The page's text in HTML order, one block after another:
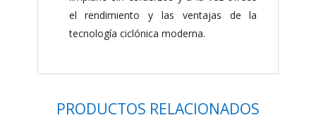
el rendimiento y las ventajas de la
tecnología ciclónica moderna.
PRODUCTOS RELACIONADOS